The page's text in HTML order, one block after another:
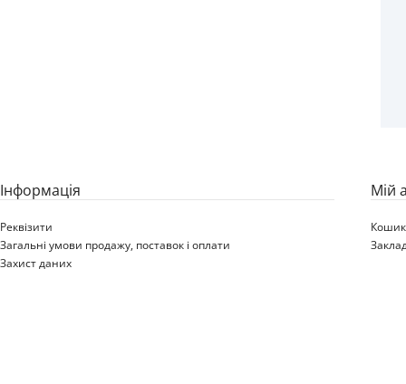
Iнформація
Реквізити
Загальні умови продажу, поставок і оплати
Захист даних
Мій
Кошик